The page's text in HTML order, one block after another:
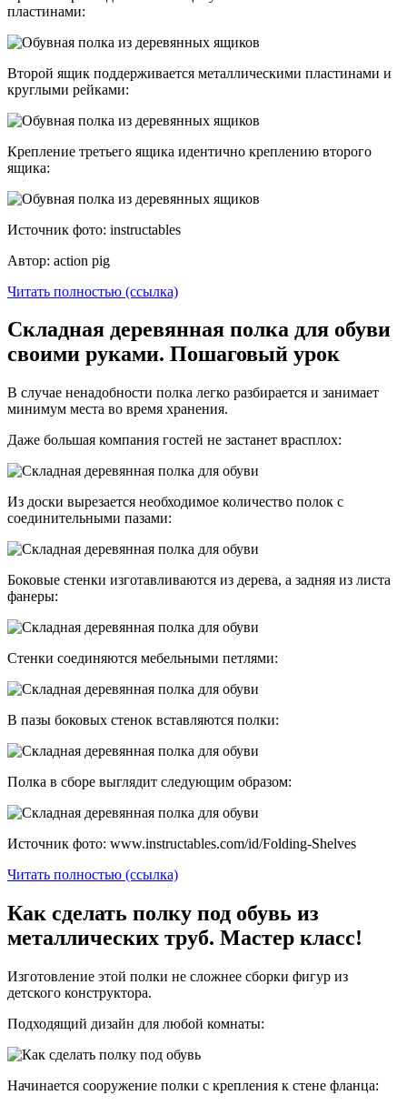
пластинами:
Второй ящик поддерживается металлическими пластинами и
круглыми рейками:
Крепление третьего ящика идентично креплению второго
ящика:
Источник фото: instructables
Автор: action pig
Читать полностью (ссылка)
Складная деревянная полка для обуви
своими руками. Пошаговый урок
В случае ненадобности полка легко разбирается и занимает
минимум места во время хранения.
Даже большая компания гостей не застанет врасплох:
Из доски вырезается необходимое количество полок с
соединительными пазами:
Боковые стенки изготавливаются из дерева, а задняя из листа
фанеры:
Стенки соединяются мебельными петлями:
В пазы боковых стенок вставляются полки:
Полка в сборе выглядит следующим образом:
Источник фото: www.instructables.com/id/Folding-Shelves
Читать полностью (ссылка)
Как сделать полку под обувь из
металлических труб. Мастер класс!
Изготовление этой полки не сложнее сборки фигур из
детского конструктора.
Подходящий дизайн для любой комнаты:
Начинается сооружение полки с крепления к стене фланца: